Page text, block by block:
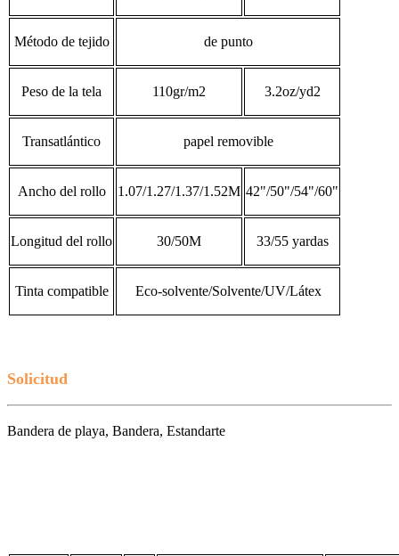
Método de tejido de punto
Peso de la tela 110gr/m2 3.2oz/yd2
Transatlántico papel removible
Ancho del rollo 1.07/1.27/1.37/1.52M 42"/50"/54"/60"
Longitud del rollo 30/50M 33/55 yardas
Tinta compatible Eco-solvente/Solvente/UV/Látex
Solicitud
Bandera de playa, Bandera, Estandarte